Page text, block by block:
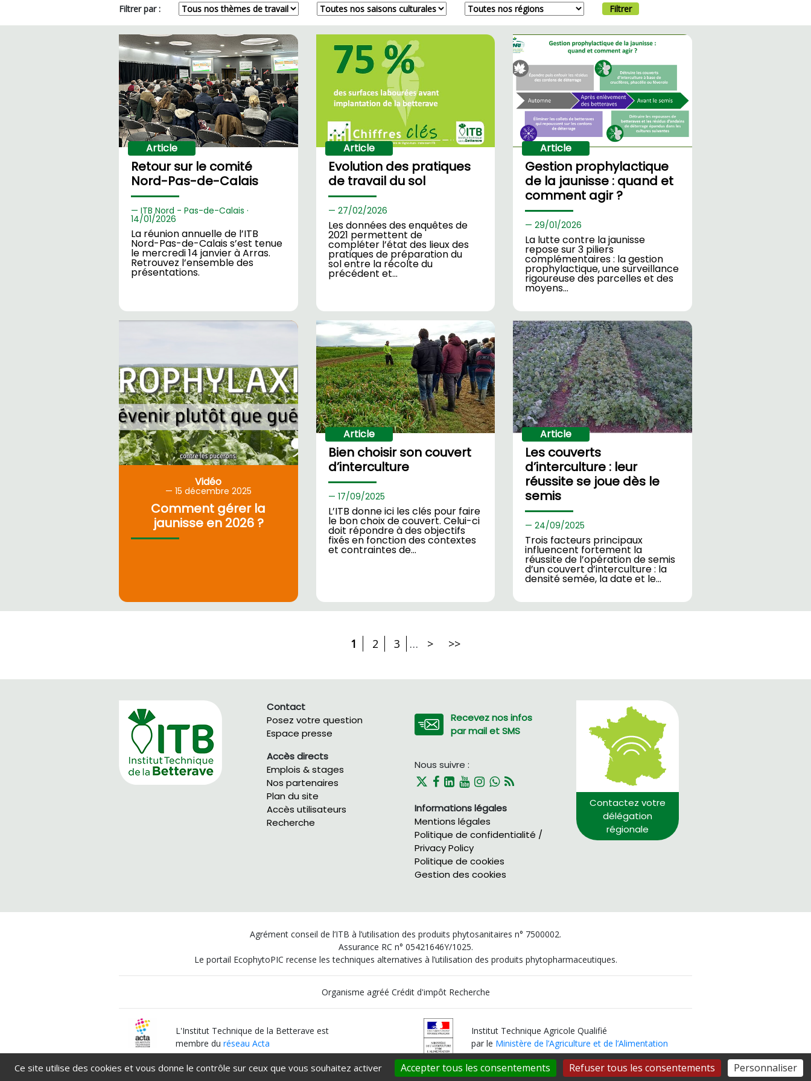
Filtrer par : Filtrer
Article
Retour sur le comité
Nord-Pas-de-Calais
ITB Nord - Pas-de-Calais ·
14/01/2026
La réunion annuelle de l’ITB
Nord-Pas-de-Calais s’est tenue
le mercredi 14 janvier à Arras.
Retrouvez l’ensemble des
présentations.
Article
Evolution des pratiques
de travail du sol
27/02/2026
Les données des enquêtes de
2021 permettent de
compléter l’état des lieux des
pratiques de préparation du
sol entre la récolte du
précédent et…
Article
Gestion prophylactique
de la jaunisse : quand et
comment agir ?
29/01/2026
La lutte contre la jaunisse
repose sur 3 piliers
complémentaires : la gestion
prophylactique, une surveillance
rigoureuse des parcelles et des
moyens…
Vidéo
15 décembre 2025
Comment gérer la
jaunisse en 2026 ?
Article
Bien choisir son couvert
d’interculture
17/09/2025
L’ITB donne ici les clés pour faire
le bon choix de couvert. Celui-ci
doit répondre à des objectifs
fixés en fonction des contextes
et contraintes de…
Article
Les couverts
d’interculture : leur
réussite se joue dès le
semis
24/09/2025
Trois facteurs principaux
influencent fortement la
réussite de l’opération de semis
d’un couvert d’interculture : la
densité semée, la date et le…
1 2 3 … > >>
Contactez votre
délégation
régionale
Recevez nos infos
par mail et SMS
Nous suivre :
Informations légales
Mentions légales
Politique de confidentialité /
Privacy Policy
Politique de cookies
Gestion des cookies
Contact
Posez votre question
Espace presse
Accès directs
Emplois & stages
Nos partenaires
Plan du site
Accès utilisateurs
Recherche
Agrément conseil de l’ITB à l’utilisation des produits phytosanitaires n° 7500002.
Assurance RC n° 05421646Y/1025.
Le portail EcophytoPIC recense les techniques alternatives à l’utilisation des produits phytopharmaceutiques.
Organisme agréé Crédit d'impôt Recherche
L'Institut Technique de la Betterave est
membre duréseau Acta
Institut Technique Agricole Qualifié
par le Ministère de l’Agriculture et de l’Alimentation
Ce site utilise des cookies et vous donne le contrôle sur ceux que vous souhaitez activer Accepter tous les consentements Refuser tous les consentements Personnaliser